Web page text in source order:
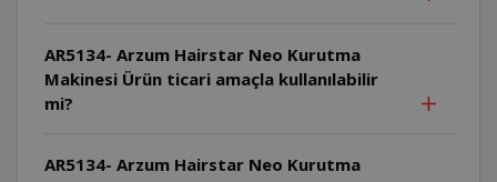
AR5134- Arzum Hairstar Neo Kurutma
Makinesi Ürün ticari amaçla kullanılabilir
mi?
AR5134- Arzum Hairstar Neo Kurutma